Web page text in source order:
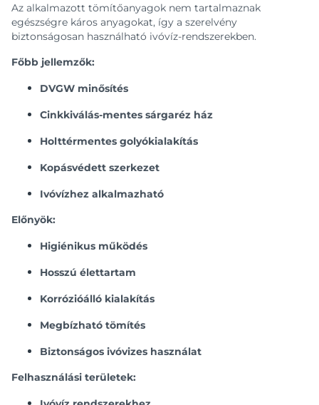
Az alkalmazott tömítőanyagok nem tartalmaznak
egészségre káros anyagokat, így a szerelvény
biztonságosan használható ivóvíz-rendszerekben.
Főbb jellemzők:
DVGW minősítés
Cinkkiválás-mentes sárgaréz ház
Holttérmentes golyókialakítás
Kopásvédett szerkezet
Ivóvízhez alkalmazható
Előnyök:
Higiénikus működés
Hosszú élettartam
Korrózióálló kialakítás
Megbízható tömítés
Biztonságos ivóvizes használat
Felhasználási területek: